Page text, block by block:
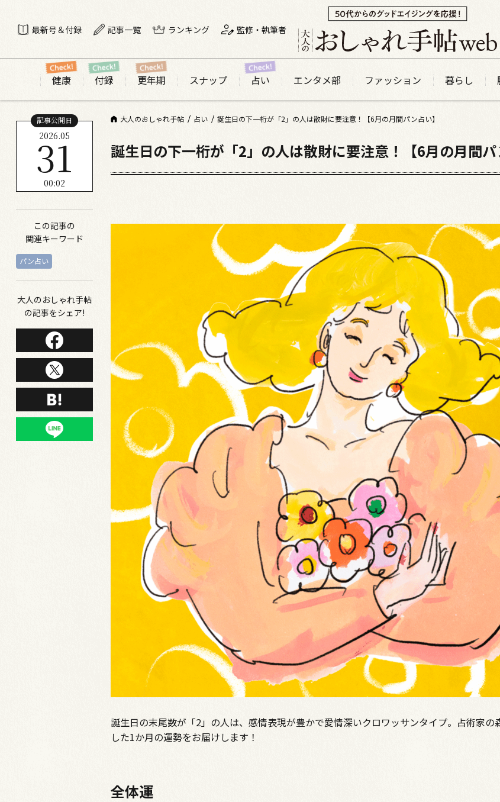
最新号＆付録 記事一覧 ランキング 監修・執筆者
健康 付録 更年期 スナップ 占い エンタメ部 ファッション 暮らし
大人のおしゃれ手帖 占い 誕生日の下一桁が「2」の人は散財に要注意！【6月の月間パン占い】
記事公開日
2026.05
31
00:02
この記事の
関連キーワード
パン占い
大人のおしゃれ手帖
の記事をシェア!
誕生日の下一桁が「2」の人は散財に要注意！【6月の月間パ
誕生日の末尾数が「2」の人は、感情表現が豊かで愛情深いクロワッサンタイプ。占術家の
した1か月の運勢をお届けします！
全体運